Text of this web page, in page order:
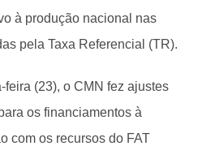
à produção nacional nas
pela Taxa Referencial (TR).
feira (23), o CMN fez ajustes
os financiamentos à
com os recursos do FAT